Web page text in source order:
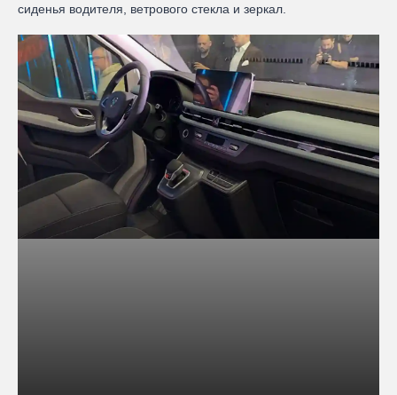
сиденья водителя, ветрового стекла и зеркал.